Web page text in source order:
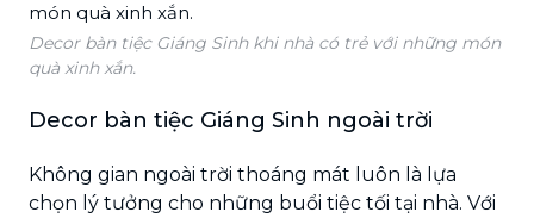
Decor bàn tiệc Giáng Sinh khi nhà có trẻ với những món
quà xinh xắn.
Decor bàn tiệc Giáng Sinh ngoài trời
Không gian ngoài trời thoáng mát luôn là lựa
chọn lý tưởng cho những buổi tiệc tối tại nhà. Với